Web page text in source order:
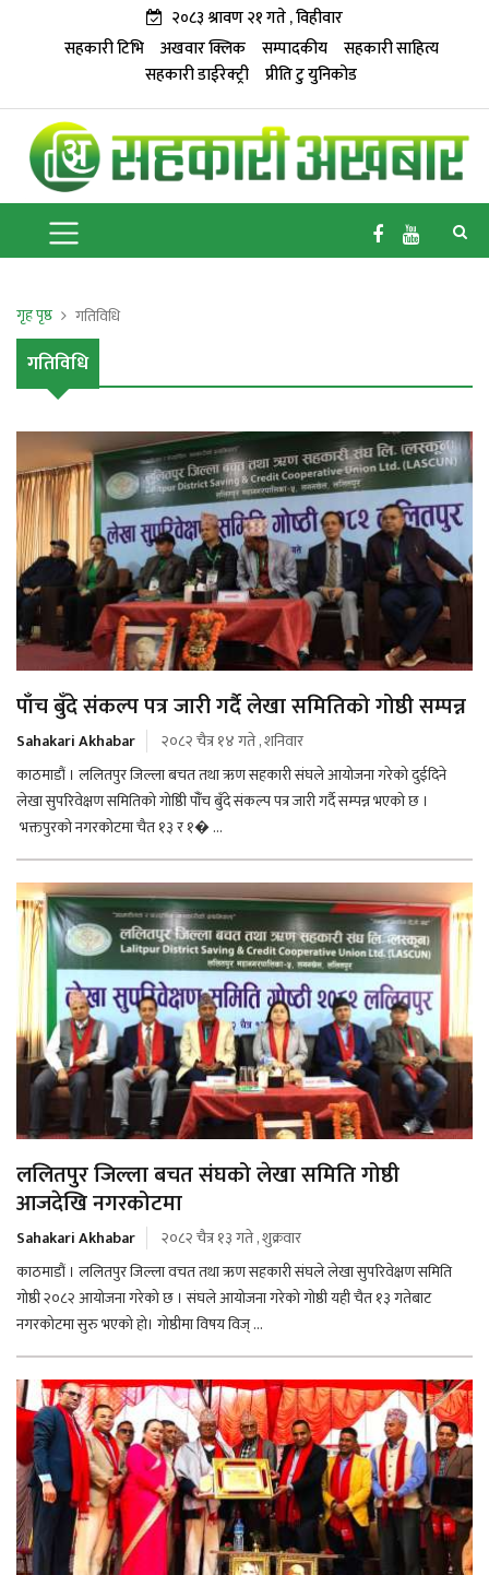
२०८३ श्रावण २१ गते , विहीवार
सहकारी टिभि
अखवार क्लिक सम्पादकीय
सहकारी साहित्य
सहकारी डाईरेक्ट्री प्रीति टु युनिकोड
गृह पृष्ठ गतिविधि
गतिविधि
पाँच बुँदे संकल्प पत्र जारी गर्दै लेखा समितिको गोष्ठी सम्पन्न
Sahakari Akhabar
२०८२ चैत्र १४ गते , शनिवार
काठमाडौं । ललितपुर जिल्ला बचत तथा ऋण सहकारी संघले आयोजना गरेको दुईदिने
लेखा सुपरिवेक्षण समितिको गोष्ठिी पाँँच बुँदे संकल्प पत्र जारी गर्दै सम्पन्न भएको छ ।
भक्तपुरको नगरकोटमा चैत १३ र १� ...
ललितपुर जिल्ला बचत संघको लेखा समिति गोष्ठी
आजदेखि नगरकोटमा
Sahakari Akhabar
२०८२ चैत्र १३ गते , शुक्रवार
काठमाडौं । ललितपुर जिल्ला वचत तथा ऋण सहकारी संघले लेखा सुपरिवेक्षण समिति
गोष्ठी २०८२ आयोजना गरेको छ । संघले आयोजना गरेको गोष्ठी यही चैत १३ गतेबाट
नगरकोटमा सुरु भएको हो। गोष्ठीमा विषय विज् ...